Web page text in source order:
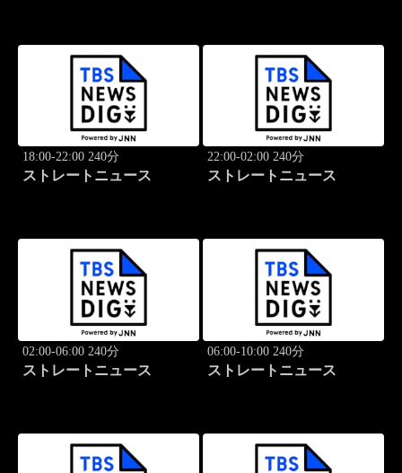
18:00-22:00 240分
ストレートニュース
22:00-02:00 240分
ストレートニュース
02:00-06:00 240分
ストレートニュース
06:00-10:00 240分
ストレートニュース